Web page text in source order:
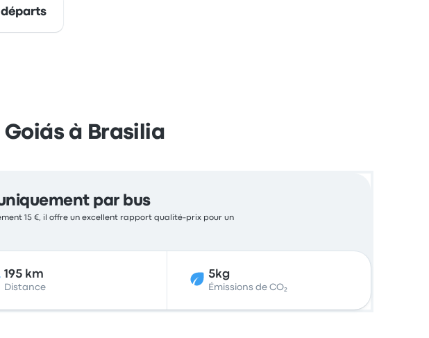
à Brasilia
par bus
15 €, il offre un excellent rapport qualité-prix pour un
195 km
Distance
5kg
Émissions de CO₂